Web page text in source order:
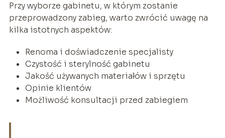
Przy wyborze gabinetu, w którym zostanie
przeprowadzony zabieg, warto zwrócić uwagę na
kilka istotnych aspektów:
Renoma i doświadczenie specjalisty
Czystość i sterylność gabinetu
Jakość używanych materiałów i sprzętu
Opinie klientów
Możliwość konsultacji przed zabiegiem